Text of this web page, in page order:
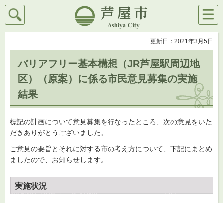
芦屋市
検索
メニ
ュー
更新日：2021年3月5日
バリアフリー基本構想（JR芦屋駅周辺地
区）（原案）に係る市民意見募集の実施
結果
標記の計画について意見募集を行なったところ、次の意見をいた
だきありがとうございました。
ご意見の要旨とそれに対する市の考え方について、下記にまとめ
ましたので、お知らせします。
実施状況